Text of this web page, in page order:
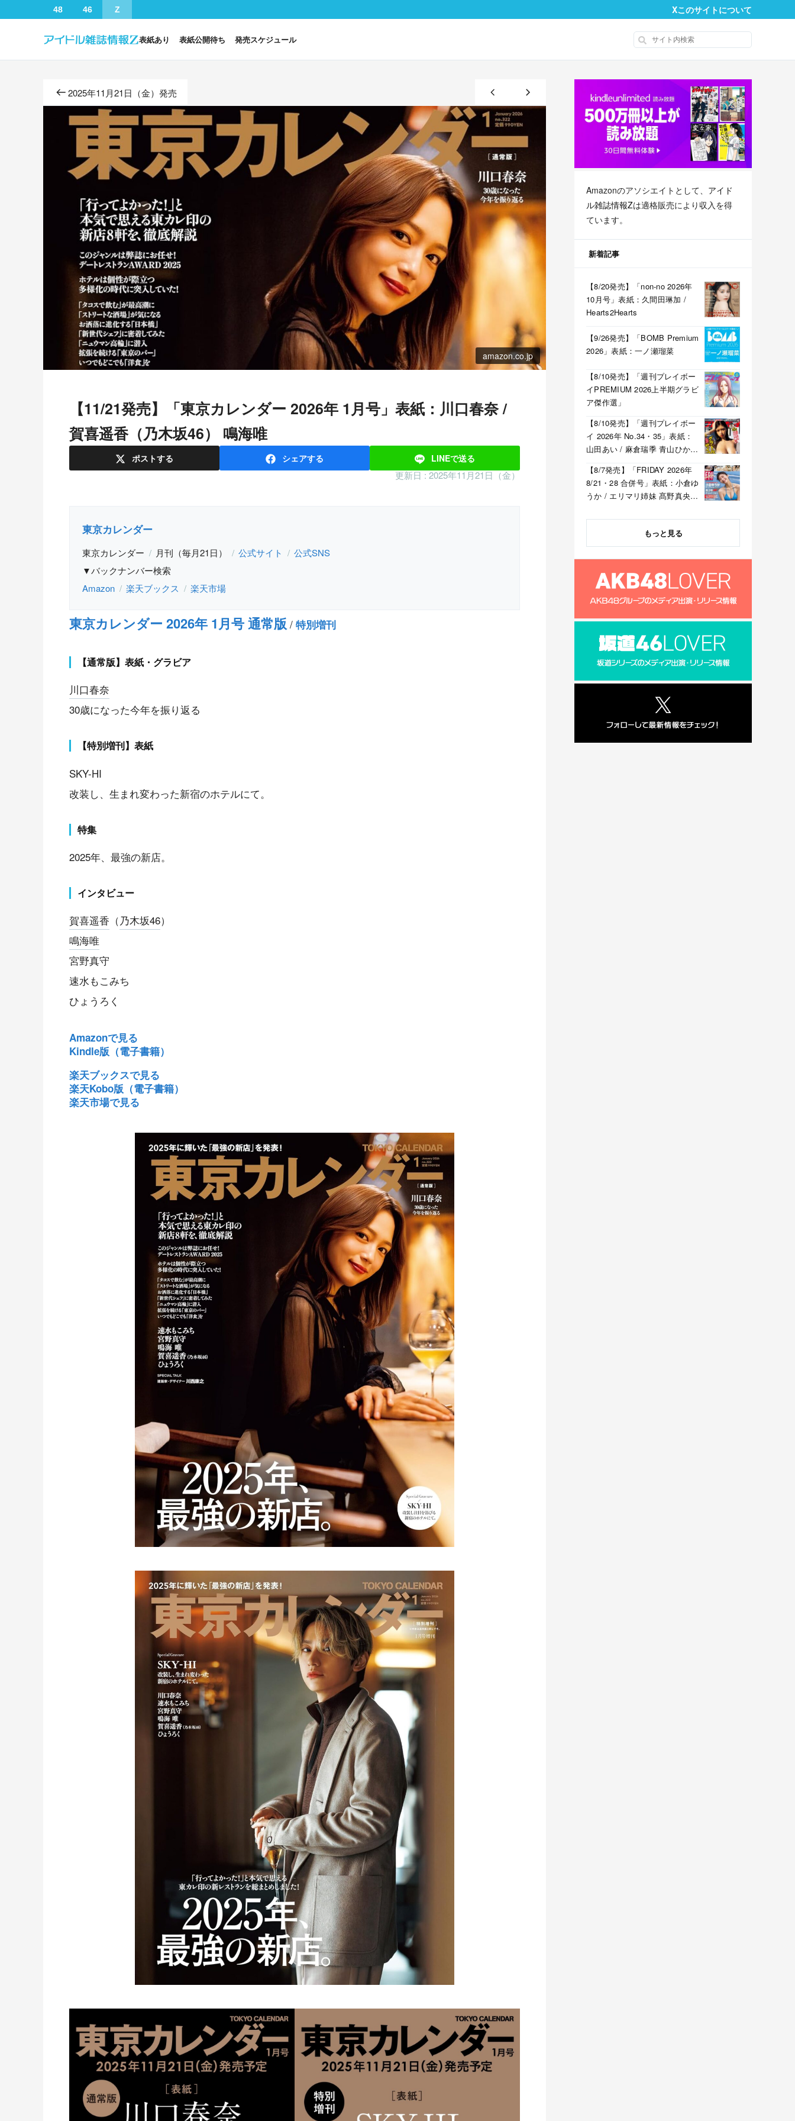
48 46 Z Xこのサイトについて
表紙あり 表紙公開待ち 発売スケジュール
2025年11月21日（金）発売
amazon.co.jp
【11/21発売】「東京カレンダー 2026年 1月号」表紙：川口春奈 /
賀喜遥香（乃木坂46） 鳴海唯
ポストする シェアする LINEで送る
更新日 : 2025年11月21日（金）
東京カレンダー
東京カレンダー 月刊（毎月21日） 公式サイト
公式SNS
▼バックナンバー検索
Amazon
楽天ブックス 楽天市場
東京カレンダー 2026年 1月号 通常版 / 特別増刊
【通常版】表紙・グラビア
川口春奈
30歳になった今年を振り返る
【特別増刊】表紙
SKY-HI
改装し、生まれ変わった新宿のホテルにて。
特集
2025年、最強の新店。
インタビュー
賀喜遥香 （乃木坂46）
鳴海唯
宮野真守
速水もこみち
ひょうろく
Amazonで見る
Kindle版（電子書籍）
楽天ブックスで見る
楽天Kobo版（電子書籍）
楽天市場で見る
Amazonのアソシエイトとして、 アイド
ル雑誌情報Zは適格販売により収入を得
ています。
新着記事
【8/20発売】「non-no 2026年
10月号」表紙：久間田琳加 /
Hearts2Hearts
【9/26発売】「BOMB Premium
2026」表紙：一ノ瀬瑠菜
【8/10発売】「週刊プレイボー
イPREMIUM 2026上半期グラビ
ア傑作選」
【8/10発売】「週刊プレイボー
イ 2026年 No.34・35」表紙：
山田あい / 麻倉瑞季 青山ひかる
【8/7発売】「FRIDAY 2026年
8/21・28 合併号」表紙：小倉ゆ
うか / エリマリ姉妹 髙野真央
もっと見る